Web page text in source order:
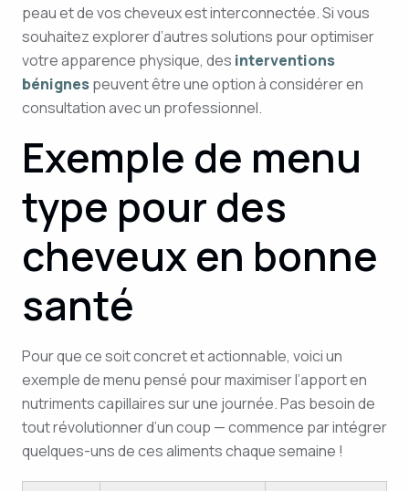
peau et de vos cheveux est interconnectée. Si vous
souhaitez explorer d’autres solutions pour optimiser
votre apparence physique, des interventions
bénignespeuvent être une option à considérer en
consultation avec un professionnel.
Exemple de menu
type pour des
cheveux en bonne
santé
Pour que ce soit concret et actionnable, voici un
exemple de menu pensé pour maximiser l’apport en
nutriments capillaires sur une journée. Pas besoin de
tout révolutionner d’un coup — commence par intégrer
quelques-uns de ces aliments chaque semaine !